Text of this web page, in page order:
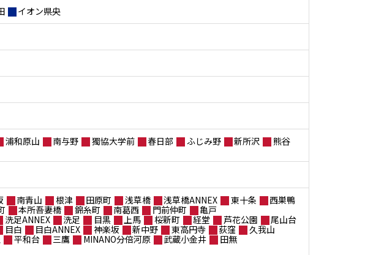
イオン県央
浦和原山 南与野 獨協大学前 春日部 ふじみ野 新所沢
熊谷
南青山 根津 田原町 浅草橋 浅草橋ANNEX 東十条
西巣鴨
本所吾妻橋 錦糸町 南葛西 門前仲町
亀戸
洗足ANNEX 洗足 目黒 上馬 桜新町 経堂 芦花公園
尾山台
目白 目白ANNEX 神楽坂 新中野 東高円寺 荻窪
久我山
平和台 三鷹 MINANO分倍河原 武蔵小金井
田無